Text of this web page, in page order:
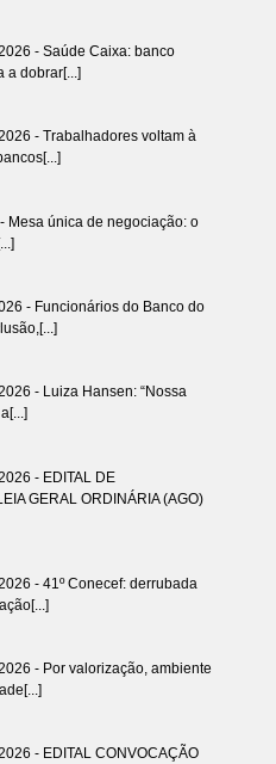
- Saúde Caixa: banco
a dobrar[...]
- Trabalhadores voltam à
Mesa única de negociação: o
- Funcionários do Banco do
- Luiza Hansen: “Nossa
- EDITAL DE
GERAL ORDINÁRIA (AGO)
- 41º Conecef: derrubada
- Por valorização, ambiente
- EDITAL CONVOCAÇÃO